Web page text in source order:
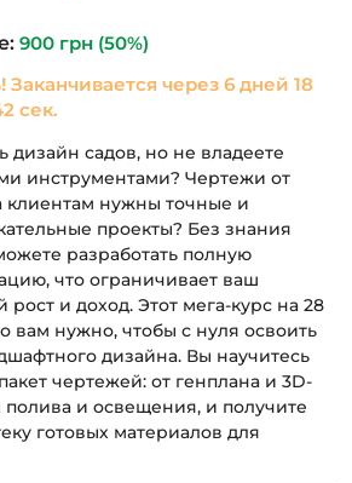
грн.
900 грн (50%)
Заканчивается через 6 дней 18
сек.
дизайн садов, но не владеете
инструментами? Чертежи от
клиентам нужны точные и
проекты? Без знания
разработать полную
что ограничивает ваш
и доход. Этот мега-курс на 28
вам нужно, чтобы с нуля освоить
дизайна. Вы научитесь
чертежей: от генплана и 3D-
полива и освещения, и получите
готовых материалов для